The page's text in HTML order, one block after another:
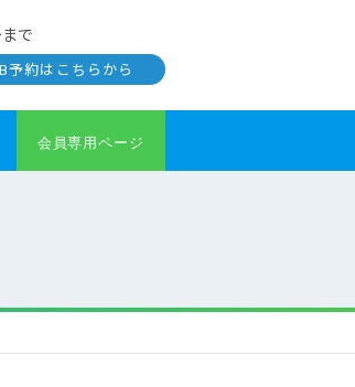
で
予約はこちらから
会員専用ページ